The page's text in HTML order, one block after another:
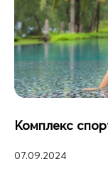
Комплекс
07.09.2024